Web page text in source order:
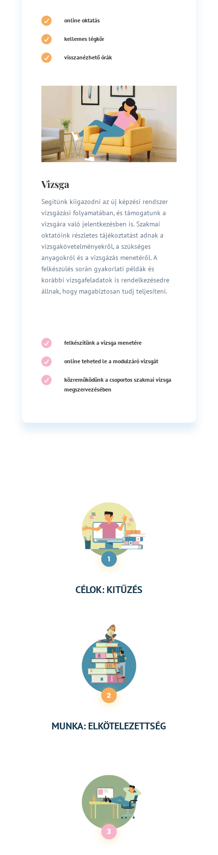
 online oktatás
 kellemes légkör
 visszanézhető órák
Vizsga
Segítünk kiigazodni az új képzési rendszer
vizsgázási folyamatában, és támogatunk a
vizsgára való jelentkezésben is. Szakmai
oktatóink részletes tájékoztatást adnak a
vizsgakövetelményekről, a szükséges
anyagokról és a vizsgázás menetéről. A
felkészülés során gyakorlati példák és
korábbi vizsgafeladatok is rendelkezésedre
állnak, hogy magabiztosan tudj teljesíteni.
 felkészítünk a vizsga menetére
 online teheted le a modulzáró vizsgát

közreműködünk a csoportos szakmai vizsga
megszervezésében
1
CÉLOK: KITŰZÉS
2
MUNKA: ELKÖTELEZETTSÉG
3